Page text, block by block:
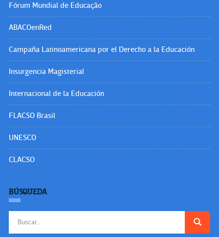
Fórum Mundial de Educação
ABACOenRed
Campaña Latinoamericana por el Derecho a la Educación
Insurgencia Magisterial
Internacional de la Educación
FLACSO Brasil
UNESCO
CLACSO
BÚSQUEDA